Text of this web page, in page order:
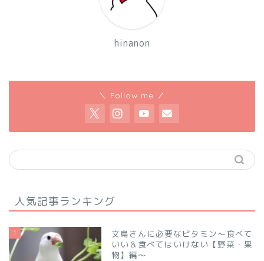
hinanon
＼ Follow me ／
人気記事ランキング
1
文鳥さんに必要なビタミン～食べて
いい＆食べてはいけない【野菜・果
物】編～